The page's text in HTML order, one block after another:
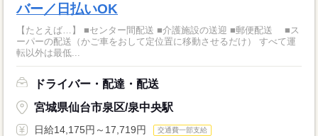
バー／日払いOK
【たとえば…】 ■センター間配送 ■介護施設の送迎 ■郵便配送 ■ス
ーパーの配送（かご車をおして定位置に移動させるだけ） すべて運
転以外は最低...
ドライバー・配達・配送
宮城県仙台市泉区/泉中央駅
日給14,175円～17,719円 交通費一部支給